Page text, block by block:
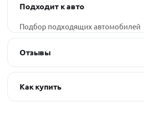
Подходит к авто
Подбор подходящих автомобилей
Отзывы
Как купить